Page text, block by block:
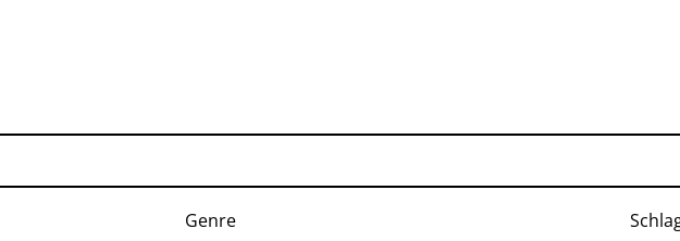
Genre